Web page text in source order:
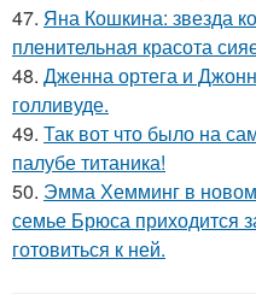
47. Яна Кошкина: звезда
пленительная красота
48. Дженна ортега и
голливуде.
49. Так вот что было на
палубе титаника!
50. Эмма Хемминг в новом
семье Брюса приходится
готовиться к ней.